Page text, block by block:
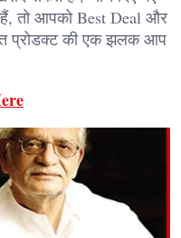
तो आपको Best Deal और
प्रोडक्ट की एक झलक आप